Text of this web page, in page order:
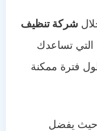
شركة تنظيف
التي تساعدك
فترة ممكنة
حيث يفضل